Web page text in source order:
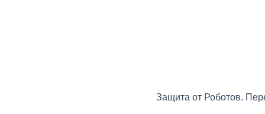
Защита от Роботов.